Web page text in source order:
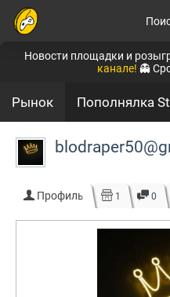
Новости площадки и
канале! 👻
Рынок Пополнялка
Профиль 1 0